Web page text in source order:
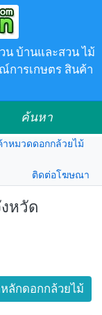
น บ้านและสวน ไม้
การเกษตร สินค้า
ค้นหา
หมวดดอกกล้วยไม้
ติดต่อโฆษณา
หวัด
ลักดอกกล้วยไม้